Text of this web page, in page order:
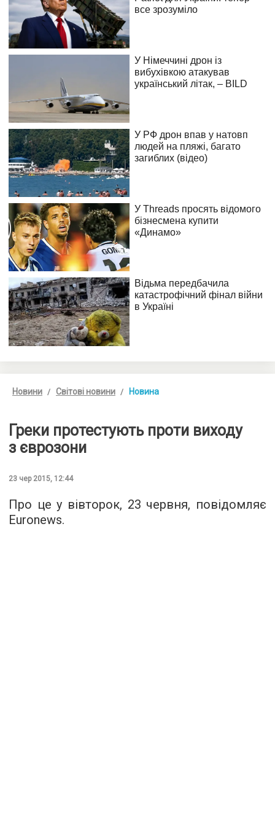
Новини Світові новини Новина
Греки протестують проти виходу
з єврозони
23 чер 2015, 12:44
Про це у вівторок, 23 червня, повідомляє
Euronews.